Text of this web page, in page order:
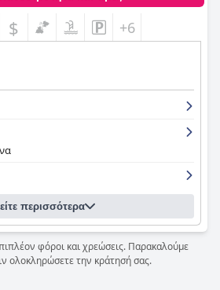
$ +6
περισσότερα
φόροι και χρεώσεις. Παρακαλούμε
ολοκληρώσετε την κράτησή σας.